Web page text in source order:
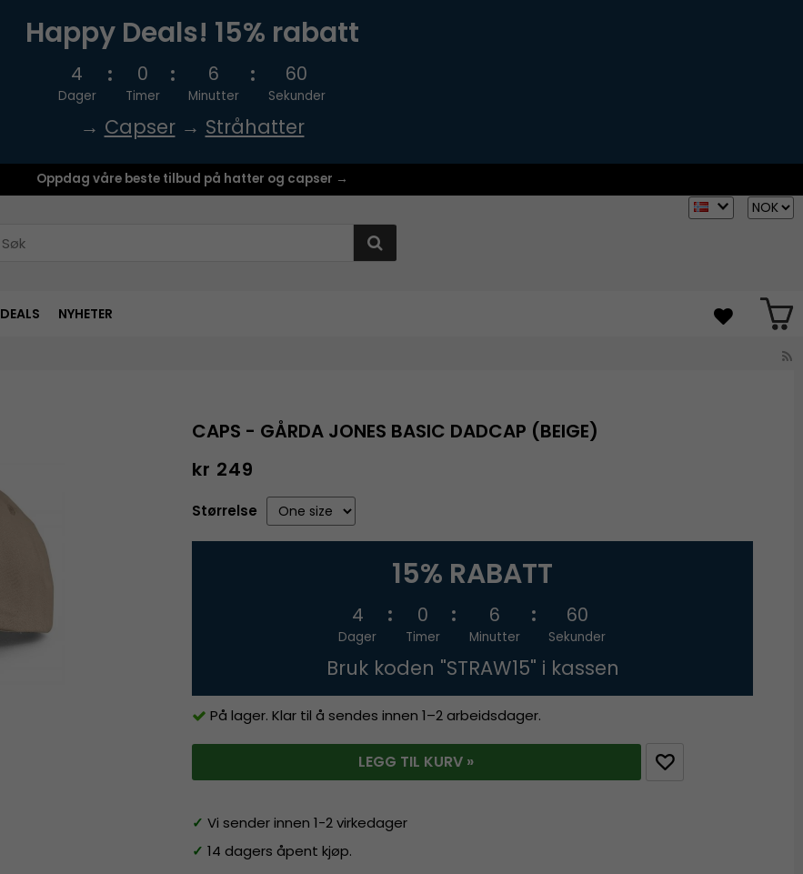
Happy Deals! 15% rabatt
4
Dager
0
Timer
6
Minutter
60
Sekunder
→ Capser→ Stråhatter
Oppdag våre beste tilbud på hatter og capser →
DEALS NYHETER
CAPS - GÅRDA JONES BASIC DADCAP (BEIGE)
kr 249
Størrelse
15% RABATT
4
Dager
0
Timer
6
Minutter
60
Sekunder
Bruk koden "STRAW15" i kassen
På lager. Klar til å sendes innen 1–2 arbeidsdager.
LEGG TIL KURV »
✓ Vi sender innen 1-2 virkedager
✓ 14 dagers åpent kjøp.